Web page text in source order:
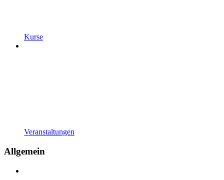
Kurse
Veranstaltungen
Allgemein